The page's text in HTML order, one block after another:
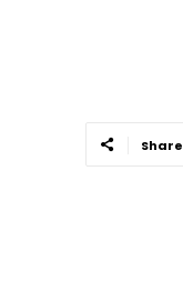
Share